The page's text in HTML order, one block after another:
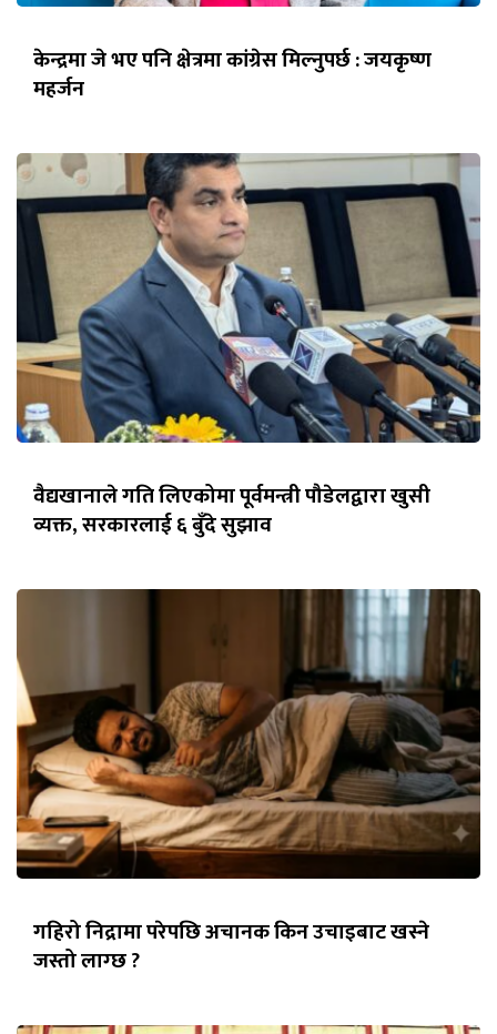
केन्द्रमा जे भए पनि क्षेत्रमा कांग्रेस मिल्नुपर्छ : जयकृष्ण
महर्जन
वैद्यखानाले गति लिएकोमा पूर्वमन्त्री पौडेलद्वारा खुसी
व्यक्त, सरकारलाई ६ बुँदे सुझाव
गहिरो निद्रामा परेपछि अचानक किन उचाइबाट खस्ने
जस्तो लाग्छ ?